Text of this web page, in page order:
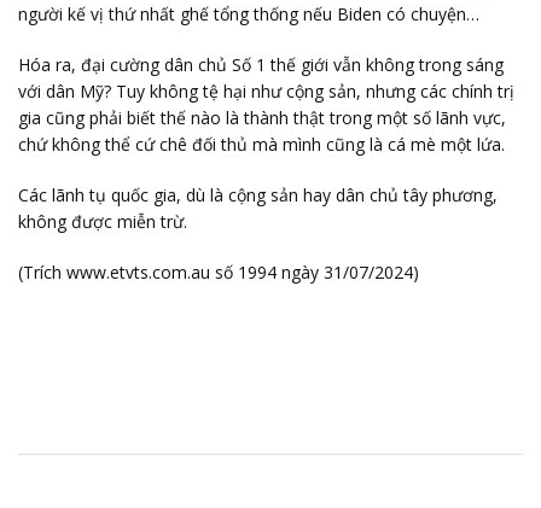
người kế vị thứ nhất ghế tổng thống nếu Biden có chuyện…
Hóa ra, đại cường dân chủ Số 1 thế giới vẫn không trong sáng
với dân Mỹ? Tuy không tệ hại như cộng sản, nhưng các chính trị
gia cũng phải biết thế nào là thành thật trong một số lãnh vực,
chứ không thể cứ chê đối thủ mà mình cũng là cá mè một lứa.
Các lãnh tụ quốc gia, dù là cộng sản hay dân chủ tây phương,
không được miễn trừ.
(Trích www.etvts.com.au số 1994 ngày 31/07/2024)